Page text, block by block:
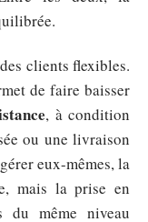
clients flexibles.
de faire baisser
, à condition
ou une livraison
eux-mêmes, la
mais la prise en
du même niveau